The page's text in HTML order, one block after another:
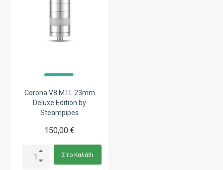
Corona V8 MTL 23mm
Deluxe Edition by
Steampipes
150,00 €
Στο Καλάθι